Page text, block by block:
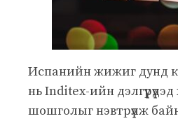
Испанийн жижиг дунд
нь Inditex-ийн
шошголыг нэвтрүүлж